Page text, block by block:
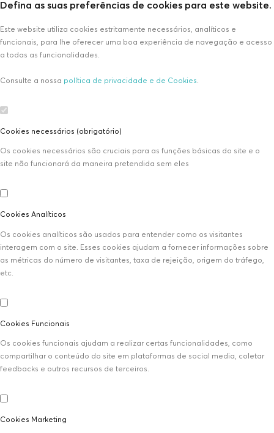
Defina as suas preferências de cookies para este website.
Este website utiliza cookies estritamente necessários, analíticos e
funcionais, para lhe oferecer uma boa experiência de navegação e acesso
a todas as funcionalidades.
Consulte a nossa política de privacidade e de Cookies.
Cookies necessários (obrigatório)
Os cookies necessários são cruciais para as funções básicas do site e o
site não funcionará da maneira pretendida sem eles
Cookies Analíticos
Os cookies analíticos são usados para entender como os visitantes
interagem com o site. Esses cookies ajudam a fornecer informações sobre
as métricas do número de visitantes, taxa de rejeição, origem do tráfego,
etc.
Cookies Funcionais
Os cookies funcionais ajudam a realizar certas funcionalidades, como
compartilhar o conteúdo do site em plataformas de social media, coletar
feedbacks e outros recursos de terceiros.
Cookies Marketing